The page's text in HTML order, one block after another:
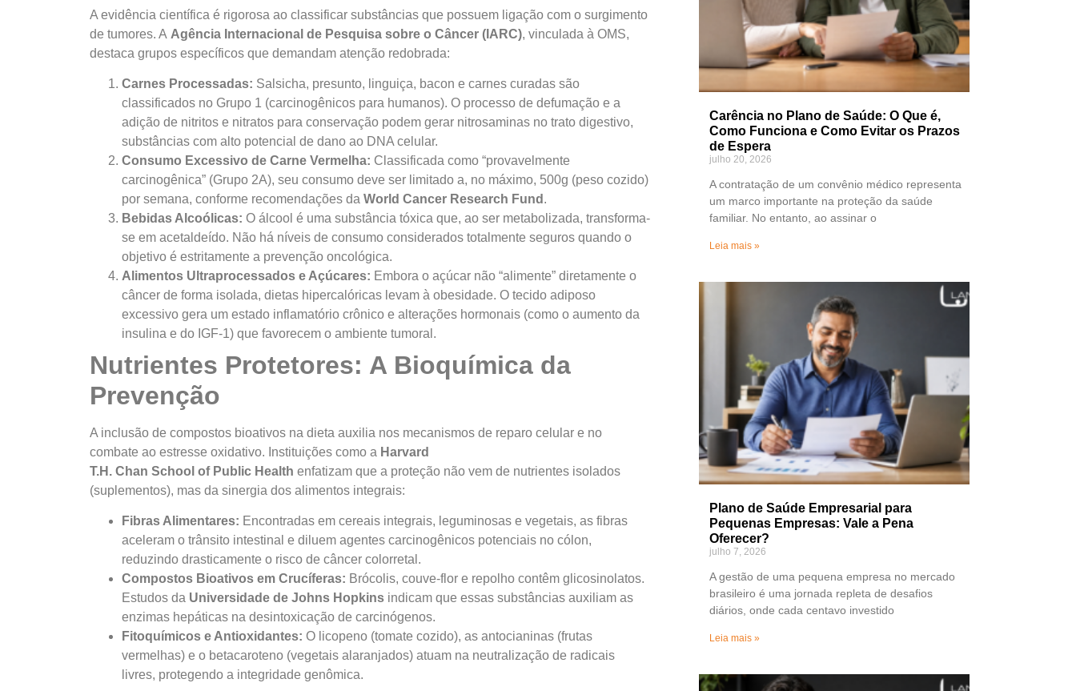
A evidência científica é rigorosa ao classificar substâncias que possuem ligação com o surgimento
de tumores. A Agência Internacional de Pesquisa sobre o Câncer (IARC), vinculada à OMS,
destaca grupos específicos que demandam atenção redobrada:
Carnes Processadas: Salsicha, presunto, linguiça, bacon e carnes curadas são
classificados no Grupo 1 (carcinogênicos para humanos). O processo de defumação e a
adição de nitritos e nitratos para conservação podem gerar nitrosaminas no trato digestivo,
substâncias com alto potencial de dano ao DNA celular.
Consumo Excessivo de Carne Vermelha: Classificada como “provavelmente
carcinogênica” (Grupo 2A), seu consumo deve ser limitado a, no máximo, 500g (peso cozido)
por semana, conforme recomendações da World Cancer Research Fund .
Bebidas Alcoólicas: O álcool é uma substância tóxica que, ao ser metabolizada, transforma-
se em acetaldeído. Não há níveis de consumo considerados totalmente seguros quando o
objetivo é estritamente a prevenção oncológica.
Alimentos Ultraprocessados e Açúcares: Embora o açúcar não “alimente” diretamente o
câncer de forma isolada, dietas hipercalóricas levam à obesidade. O tecido adiposo
excessivo gera um estado inflamatório crônico e alterações hormonais (como o aumento da
insulina e do IGF-1) que favorecem o ambiente tumoral.
Nutrientes Protetores: A Bioquímica da
Prevenção
A inclusão de compostos bioativos na dieta auxilia nos mecanismos de reparo celular e no
combate ao estresse oxidativo. Instituições como a Harvard
T.H. Chan School of Public Health enfatizam que a proteção não vem de nutrientes isolados
(suplementos), mas da sinergia dos alimentos integrais:
Fibras Alimentares: Encontradas em cereais integrais, leguminosas e vegetais, as fibras
aceleram o trânsito intestinal e diluem agentes carcinogênicos potenciais no cólon,
reduzindo drasticamente o risco de câncer colorretal.
Compostos Bioativos em Crucíferas: Brócolis, couve-flor e repolho contêm glicosinolatos.
Estudos da Universidade de Johns Hopkins indicam que essas substâncias auxiliam as
enzimas hepáticas na desintoxicação de carcinógenos.
Fitoquímicos e Antioxidantes: O licopeno (tomate cozido), as antocianinas (frutas
vermelhas) e o betacaroteno (vegetais alaranjados) atuam na neutralização de radicais
livres, protegendo a integridade genômica.
Carência no Plano de Saúde: O Que é,
Como Funciona e Como Evitar os Prazos
de Espera
julho 20, 2026
A contratação de um convênio médico representa
um marco importante na proteção da saúde
familiar. No entanto, ao assinar o
Leia mais »
Plano de Saúde Empresarial para
Pequenas Empresas: Vale a Pena
Oferecer?
julho 7, 2026
A gestão de uma pequena empresa no mercado
brasileiro é uma jornada repleta de desafios
diários, onde cada centavo investido
Leia mais »